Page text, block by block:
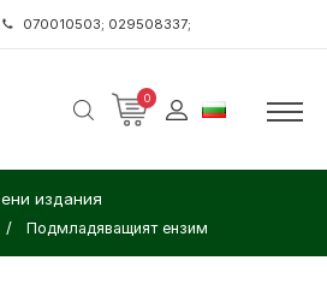
070010503; 029508337;
0
издания
Подмладяващият ензим